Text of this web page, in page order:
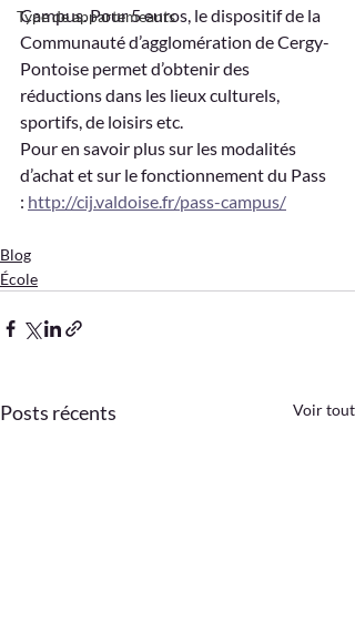
Type de appartemeants
Campus. Pour 5 euros, le dispositif de la
Communauté d’agglomération de Cergy-
Pontoise permet d’obtenir des
réductions dans les lieux culturels,
sportifs, de loisirs etc.
Pour en savoir plus sur les modalités
d’achat et sur le fonctionnement du Pass
: http://cij.valdoise.fr/pass-campus/
Blog
École
Posts récents Voir tout